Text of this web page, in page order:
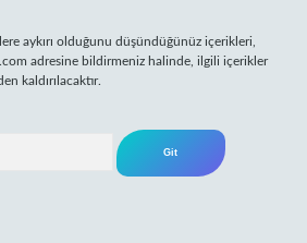
aykırı olduğunu düşündüğünüz içerikleri,
adresine bildirmeniz halinde, ilgili içerikler
kaldırılacaktır.